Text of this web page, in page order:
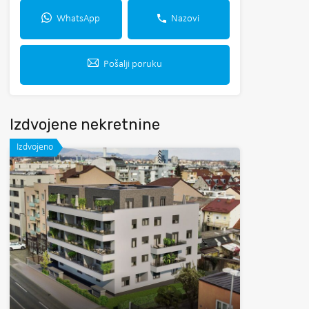
WhatsApp Nazovi
Pošalji poruku
Izdvojene nekretnine
Izdvojeno